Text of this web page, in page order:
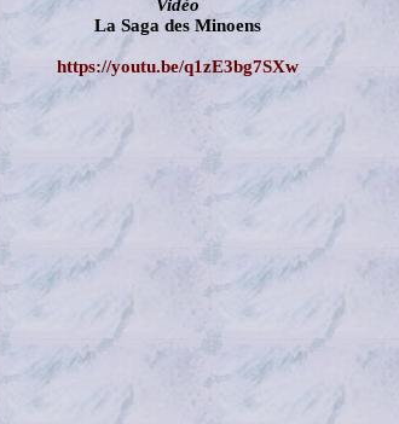
Vidéo
La Saga des Minoens
https://youtu.be/q1zE3bg7SXw